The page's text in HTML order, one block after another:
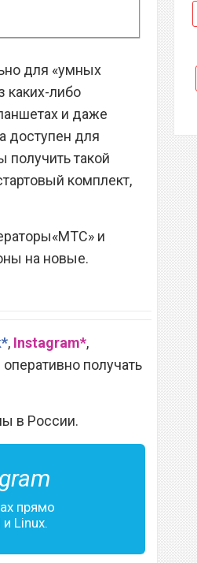
для «умных
каких-либо
и даже
доступен для
получить такой
комплект,
и
на новые.
, Instagram*,
получать
в России.
прямо
Linux.